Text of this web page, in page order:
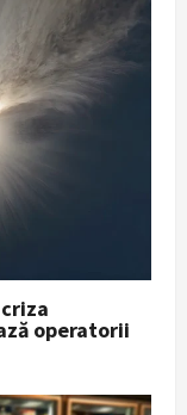
operatorii